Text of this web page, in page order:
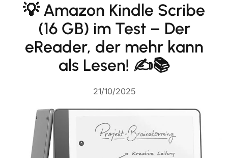
💡 Amazon Kindle Scribe
(16 GB) im Test – Der
eReader, der mehr kann
als Lesen! ✍️📚
21/10/2025